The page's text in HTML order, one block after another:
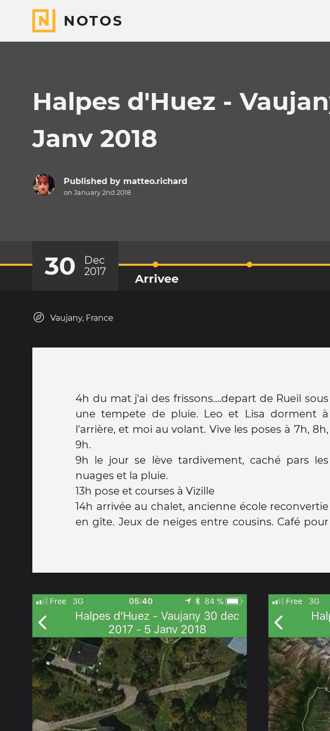
NOTOS
Halpes d'Huez -
Janv 2018
Published by matteo.richard
on January 2nd 2018
30
Dec
2017
Arrivee
Vaujany, France
4h du mat j'ai des frissons....depart de Rueil sous
une tempete de pluie. Leo et Lisa dorment à
l'arrière, et moi au volant. Vive les poses à 7h, 8h,
9h.
9h le jour se lève tardivement, caché pars les
nuages et la pluie.
13h pose et courses à Vizille
14h arrivée au chalet, ancienne école reconvertie
en gîte. Jeux de neiges entre cousins. Café pour